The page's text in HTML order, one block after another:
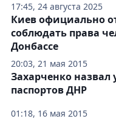
17:45, 24 августа 2025
20:03, 21 мая 2015
Киев официально
соблюдать права
Донбассе
01:18, 16 мая 2015
Захарченко
паспортов ДНР